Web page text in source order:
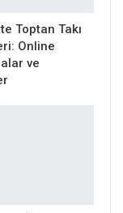
Toptan Takı
Online
ve